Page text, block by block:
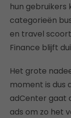
hun gebruikers
categorieën
en travel
Finance blijft
Het grote
moment is dus
adCenter gaat
ads om zo het